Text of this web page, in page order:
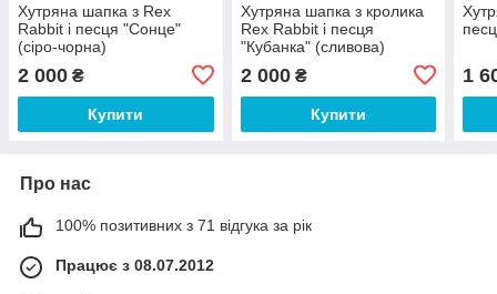
Хутряна шапка з Rex
Rabbit і песця "Сонце"
(сіро-чорна)
2 000 ₴
Купити
Хутряна шапка з кролика
Rex Rabbit і песця
"Кубанка" (сливова)
2 000₴
Купити
1
Про нас
100% позитивних з 71 відгука за рік
Працює з 08.07.2012